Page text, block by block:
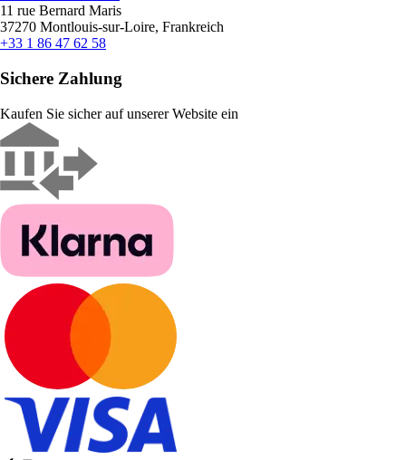
11 rue Bernard Maris
37270 Montlouis-sur-Loire, Frankreich
+33 1 86 47 62 58
Sichere Zahlung
Kaufen Sie sicher auf unserer Website ein